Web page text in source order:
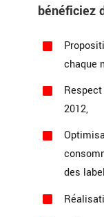
bénéficiez
chaque
2012,
des